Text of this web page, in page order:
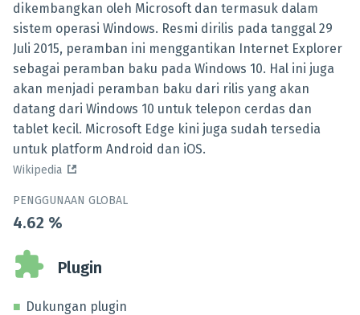
dikembangkan oleh Microsoft dan termasuk dalam
sistem operasi Windows. Resmi dirilis pada tanggal 29
Juli 2015, peramban ini menggantikan Internet Explorer
sebagai peramban baku pada Windows 10. Hal ini juga
akan menjadi peramban baku dari rilis yang akan
datang dari Windows 10 untuk telepon cerdas dan
tablet kecil. Microsoft Edge kini juga sudah tersedia
untuk platform Android dan iOS.
Wikipedia
PENGGUNAAN GLOBAL
4.62 %
Plugin
Dukungan plugin